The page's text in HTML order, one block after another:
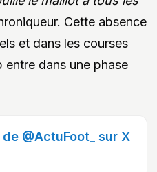
Cette absence
et dans les courses
entre dans une phase
@ActuFoot_ sur X